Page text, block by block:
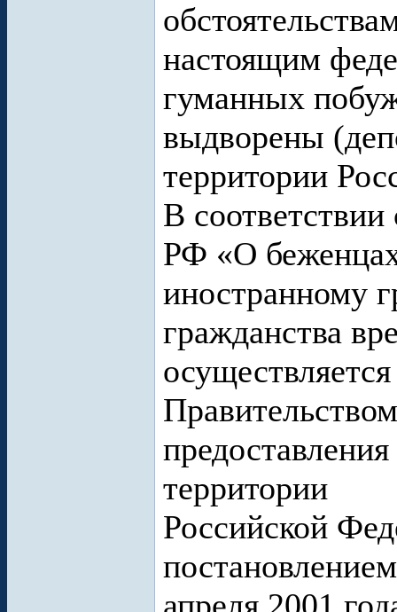
настоящим
гуманных
выдворены
территории
В соответствии
РФ «О
иностранному
гражданства
территории
Российской